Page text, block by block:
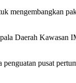
Daerah
pusat